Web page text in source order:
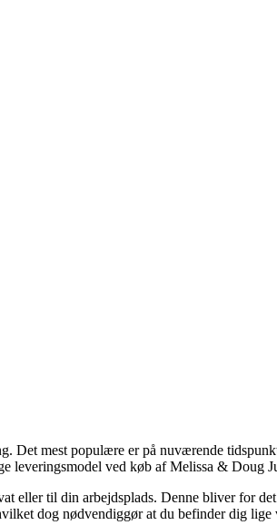
Det mest populære er på nuværende
leveringsmodel ved køb af Melissa & Doug
eller til din arbejdsplads. Denne bliver for
dog nødvendiggør at du befinder dig lige